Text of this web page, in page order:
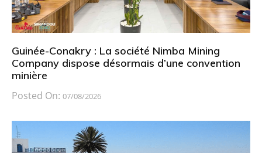
Guinée-Conakry : La société Nimba Mining
Company dispose désormais d’une convention
minière
Posted On: 07/08/2026